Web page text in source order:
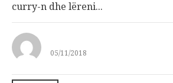
curry-n dhe lëreni...
05/11/2018